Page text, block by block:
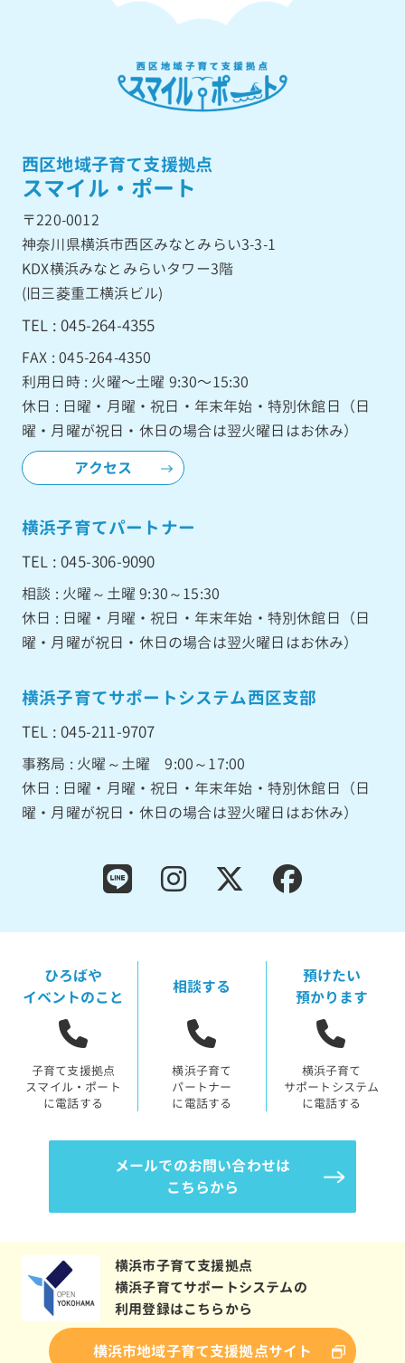
西区地域子育て支援拠点
スマイル・ポート
〒220-0012
神奈川県横浜市西区みなとみらい3-3-1
KDX横浜みなとみらいタワー3階
(旧三菱重工横浜ビル)
TEL : 045-264-4355
FAX : 045-264-4350
利用日時 : 火曜〜土曜 9:30〜15:30
休日 : 日曜・月曜・祝日・年末年始・特別休館日（日
曜・月曜が祝日・休日の場合は翌火曜日はお休み）
アクセス
横浜子育てパートナー
TEL : 045-306-9090
相談 : 火曜～土曜 9:30～15:30
休日 : 日曜・月曜・祝日・年末年始・特別休館日（日
曜・月曜が祝日・休日の場合は翌火曜日はお休み）
横浜子育てサポートシステム西区支部
TEL : 045-211-9707
事務局 : 火曜～土曜 9:00～17:00
休日 : 日曜・月曜・祝日・年末年始・特別休館日（日
曜・月曜が祝日・休日の場合は翌火曜日はお休み）
ひろばや
イベントのこと
子育て支援拠点
スマイル・ポート
に電話する
相談する
横浜子育て
パートナー
に電話する
預けたい
預かります
横浜子育て
サポートシステム
に電話する
メールでのお問い合わせは
こちらから
横浜市子育て支援拠点
横浜子育てサポートシステムの
利用登録はこちらから
横浜市地域子育て支援拠点サイト